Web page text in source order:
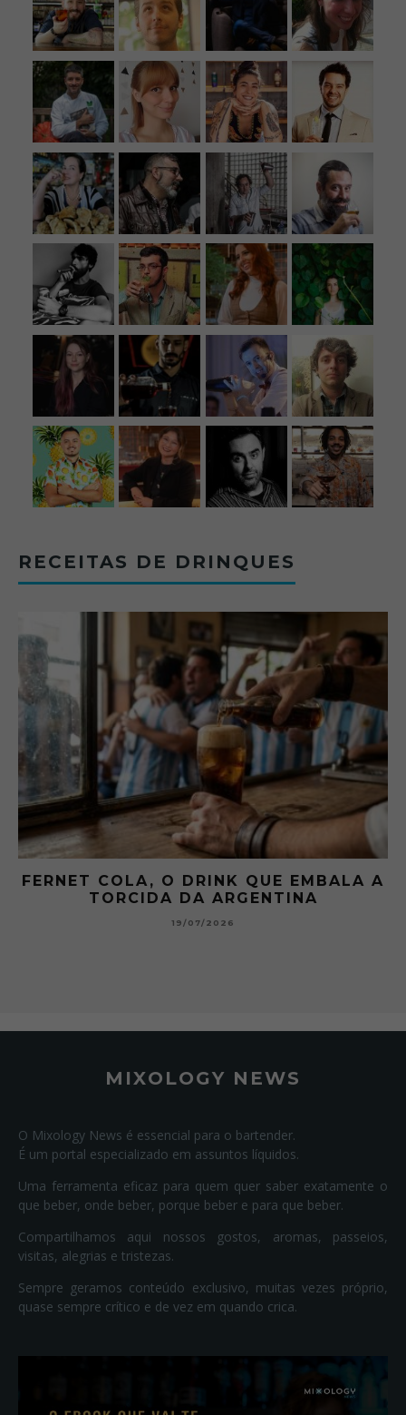
RECEITAS DE DRINQUES
GIBSON: O PICLES QUE MUDOU A
HISTÓRIA DOS MARTINI
15/07/2026
MIXOLOGY NEWS
O Mixology News é essencial para o bartender.
É um portal especializado em assuntos líquidos.
Uma ferramenta eficaz para quem quer saber exatamente o
que beber, onde beber, porque beber e para que beber.
Compartilhamos aqui nossos gostos, aromas, passeios,
visitas, alegrias e tristezas.
Sempre geramos conteúdo exclusivo, muitas vezes próprio,
quase sempre crítico e de vez em quando crica.